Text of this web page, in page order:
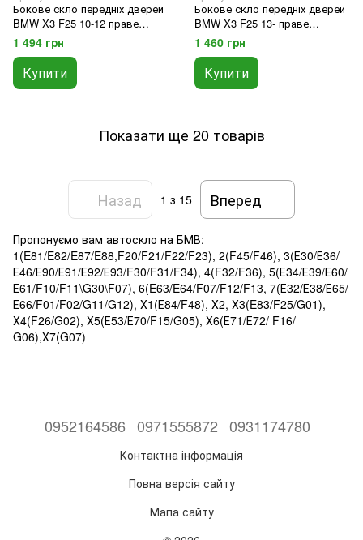
Бокове скло передніх дверей
BMW X3 F25 10-12 праве
(Sekurit)
1 494 грн
Купити
Бокове скло передніх дверей
BMW X3 F25 13- праве
(Sekurit)
1 460 грн
Купити
Показати ще 20 товарів
Назад 1 з 15 Вперед
Пропонуємо вам автоскло на БМВ:
1(E81/E82/E87/E88,F20/F21/F22/F23), 2(F45/F46), 3(Е30/Е36/
Е46/Е90/Е91/Е92/Е93/F30/F31/F34), 4(F32/F36), 5(Е34/Е39/Е60/
Е61/F10/F11\G30\F07), 6(E63/E64/F07/F12/F13, 7(Е32/Е38/Е65/
Е66/F01/F02/G11/G12), Х1(Е84/F48), Х2, Х3(E83/F25/G01),
Х4(F26/G02), Х5(Е53/Е70/F15/G05), Х6(Е71/Е72/ F16/
G06),Х7(G07)
0952164586 0971555872 0931174780
Контактна інформація
Повна версія сайту
Мапа сайту